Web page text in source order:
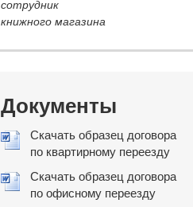
сотрудник
книжного магазина
Документы
Скачать образец договора
по квартирному переезду
Скачать образец договора
по офисному переезду